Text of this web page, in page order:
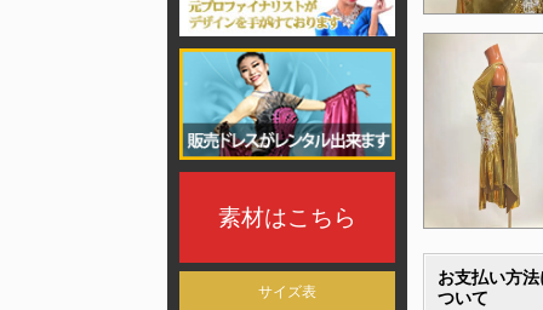
素材はこちら
サイズ表
お支払い方法
ついて